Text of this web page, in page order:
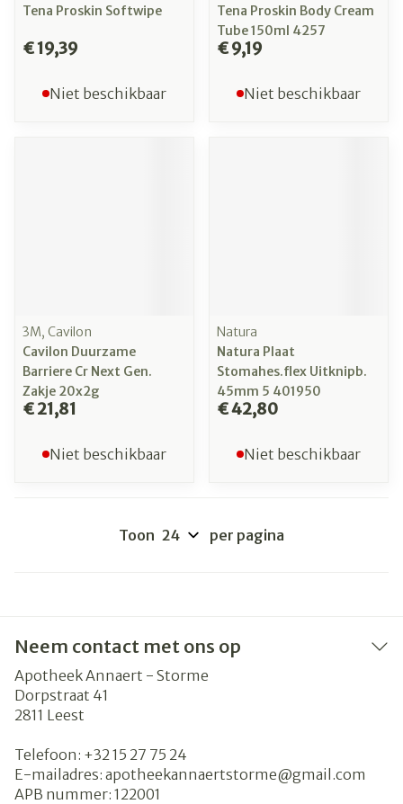
Tena Proskin Softwipe
€ 19,39
Niet beschikbaar
Tena Proskin Body Cream
Tube 150ml 4257
€ 9,19
Niet beschikbaar
3M, Cavilon
Cavilon Duurzame
Barriere Cr Next Gen.
Zakje 20x2g
€ 21,81
Niet beschikbaar
Natura
Natura Plaat
Stomahes.flex Uitknipb.
45mm 5 401950
€ 42,80
Niet beschikbaar
Toon per pagina
Neem contact met ons op
Apotheek Annaert - Storme
Dorpstraat 41
2811 Leest
Telefoon: +32 15 27 75 24
E-mailadres: apotheekannaertstorme@gmail.com
APB nummer: 122001